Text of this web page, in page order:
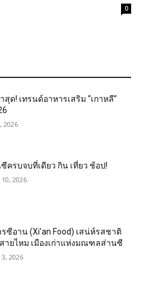
0
สุด! เทรนด์อาหารเสริม “เกาหลี”
2026
ครบจบที่เดียว กิน เที่ยว ช้อป!
2026
ซีอาน (Xi’an Food) เสน่ห์รสชาติ
ายไหม เมืองเก่าแห่งมณฑลส่านซี
2026